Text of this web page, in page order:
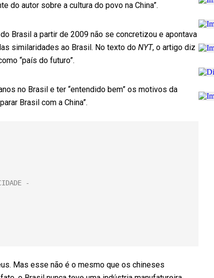
do autor sobre a cultura do povo na China”.
Brasil a partir de 2009 não se concretizou e apontava
similaridades ao Brasil. No texto do NYT, o artigo diz
“país do futuro”.
no Brasil e ter “entendido bem” os motivos da
Brasil com a China”.
Mas esse não é o mesmo que os chineses